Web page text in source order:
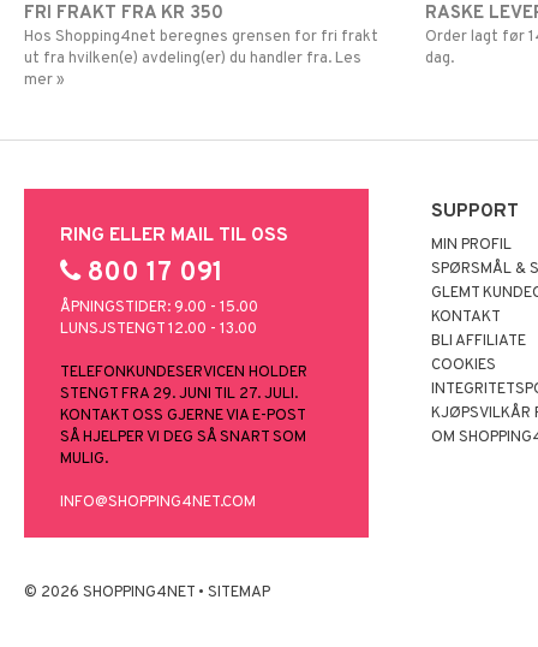
FRI FRAKT FRA KR 350
Hos Shopping4net beregnes grensen for fri frakt
ut fra hvilken(e) avdeling(er) du handler fra. Les
mer »
RASKE
Order lagt før
dag.
RING ELLER MAIL TIL OSS
800 17 091
ÅPNINGSTIDER: 9.00 - 15.00
LUNSJSTENGT 12.00 - 13.00
TELEFONKUNDESERVICEN HOLDER
STENGT FRA 29. JUNI TIL 27. JULI.
KONTAKT OSS GJERNE VIA E-POST
SÅ HJELPER VI DEG SÅ SNART SOM
MULIG.
INFO@SHOPPING4NET.COM
SUPPORT
MIN PROFIL
SPØRSMÅL &
GLEMT
KONTAKT
BLI AFFILIATE
COOKIES
KJØPSVILKÅR
OM
© 2026 SHOPPING4NET • SITEMAP